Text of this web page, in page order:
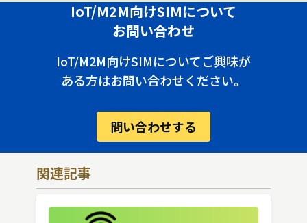
IoT/M2M向けSIMについて
お問い合わせ
IoT/M2M向けSIMについてご興味が
ある方はお問い合わせください。
問い合わせする
関連記事